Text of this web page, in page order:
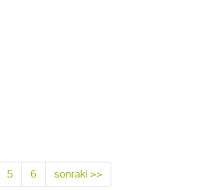
5 6 sonraki >>